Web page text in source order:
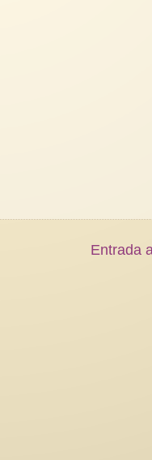
Entrada